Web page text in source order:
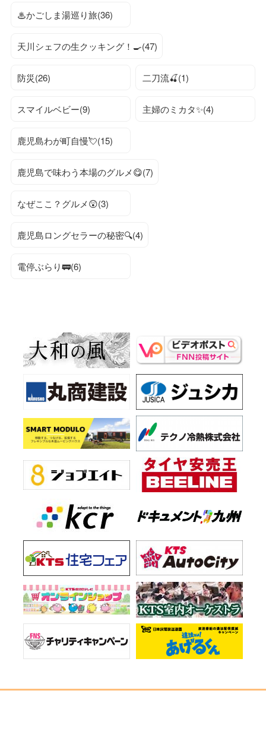
♨かごしま湯巡り旅(36)
天川シェフの生クッキング！🍳(47)
防災(26) 二刀流🍒(1)
スマイルベビー(9) 主婦のミカタ✨(4)
鹿児島わが町自慢💘(15)
鹿児島で味わう本場のグルメ😋(7)
なぜここ？グルメ😲(3)
鹿児島ロングセラーの秘密🔍(4)
電停ぶらり🚃(6)